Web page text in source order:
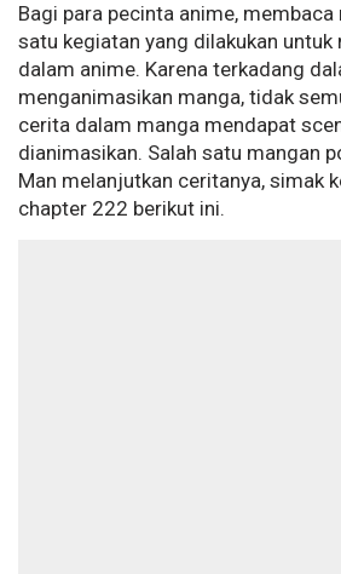
Bagi para pecinta anime,
satu kegiatan yang dilakukan
dalam anime. Karena terkadang
menganimasikan manga, tidak
cerita dalam manga mendapat
dianimasikan. Salah satu mangan
Man melanjutkan ceritanya, simak
chapter 222 berikut ini.